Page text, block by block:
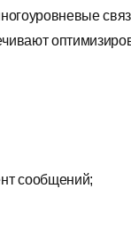
сообщений;